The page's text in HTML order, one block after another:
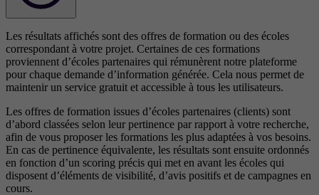
Les résultats affichés sont des offres de formation ou des écoles
correspondant à votre projet. Certaines de ces formations
proviennent d’écoles partenaires qui rémunèrent notre plateforme
pour chaque demande d’information générée. Cela nous permet de
maintenir un service gratuit et accessible à tous les utilisateurs.
Les offres de formation issues d’écoles partenaires (clients) sont
d’abord classées selon leur pertinence par rapport à votre recherche,
afin de vous proposer les formations les plus adaptées à vos besoins.
En cas de pertinence équivalente, les résultats sont ensuite ordonnés
en fonction d’un scoring précis qui met en avant les écoles qui
disposent d’éléments de visibilité, d’avis positifs et de campagnes en
cours.